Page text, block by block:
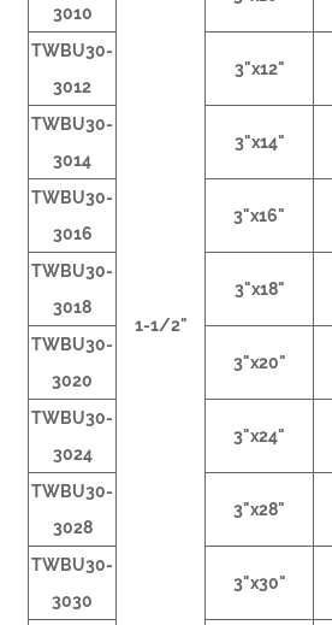
1-1/2"
3010
TWBU30-
3012
3"x12"
TWBU30-
3014
3"x14"
TWBU30-
3016
3"x16"
TWBU30-
3018
3"x18"
TWBU30-
3020
3"x20"
TWBU30-
3024
3"x24"
TWBU30-
3028
3"x28"
TWBU30-
3030
3"x30"